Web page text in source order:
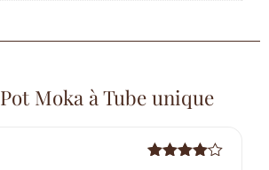
Pot Moka à Tube unique